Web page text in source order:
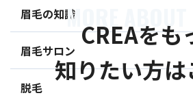
眉毛の知識
眉毛サロン
脱毛
MORE ABOUT
CREAをも
知りたい方